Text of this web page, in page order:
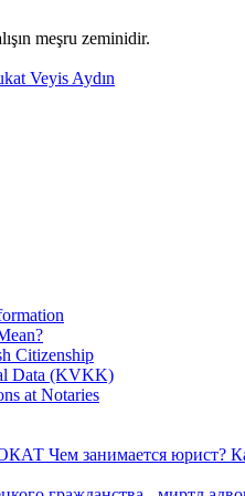
meşru zeminidir.
Citizenship
Data (KVKK)
at Notaries
Чем занимается юрист?